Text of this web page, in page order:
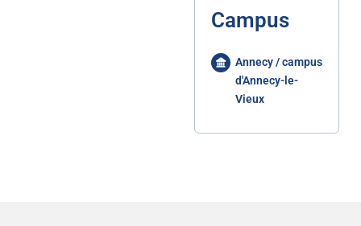
Campus
Annecy / campus
d'Annecy-le-
Vieux